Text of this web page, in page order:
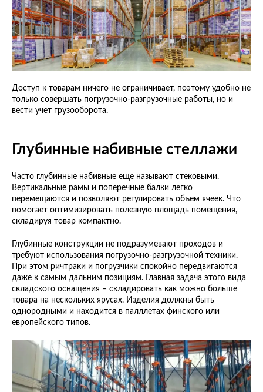
Доступ к товарам ничего не ограничивает, поэтому удобно не
только совершать погрузочно-разгрузочные работы, но и
вести учет грузооборота.
Глубинные набивные стеллажи
Часто глубинные набивные еще называют стековыми.
Вертикальные рамы и поперечные балки легко
перемещаются и позволяют регулировать объем ячеек. Что
помогает оптимизировать полезную площадь помещения,
складируя товар компактно.
Глубинные конструкции не подразумевают проходов и
требуют использования погрузочно-разгрузочной техники.
При этом ричтраки и погрузчики спокойно передвигаются
даже к самым дальним позициям. Главная задача этого вида
складского оснащения – складировать как можно больше
товара на нескольких ярусах. Изделия должны быть
однородными и находится в палллетах финского или
европейского типов.